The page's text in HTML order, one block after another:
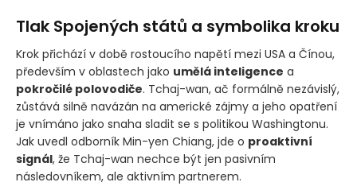
Tlak Spojených států a symbolika kroku
Krok přichází v době rostoucího napětí mezi USA a Čínou,
především v oblastech jako umělá inteligence a
pokročilé polovodiče. Tchaj-wan, ač formálně nezávislý,
zůstává silně navázán na americké zájmy a jeho opatření
je vnímáno jako snaha sladit se s politikou Washingtonu.
Jak uvedl odborník Min-yen Chiang, jde o proaktivní
signál, že Tchaj-wan nechce být jen pasivním
následovníkem, ale aktivním partnerem.